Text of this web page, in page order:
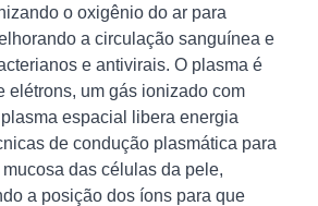
o oxigênio do ar para
a circulação sanguínea e
e antivirais. O plasma é
elétrons, um gás ionizado com
espacial libera energia
de condução plasmática para
das células da pele,
a posição dos íons para que